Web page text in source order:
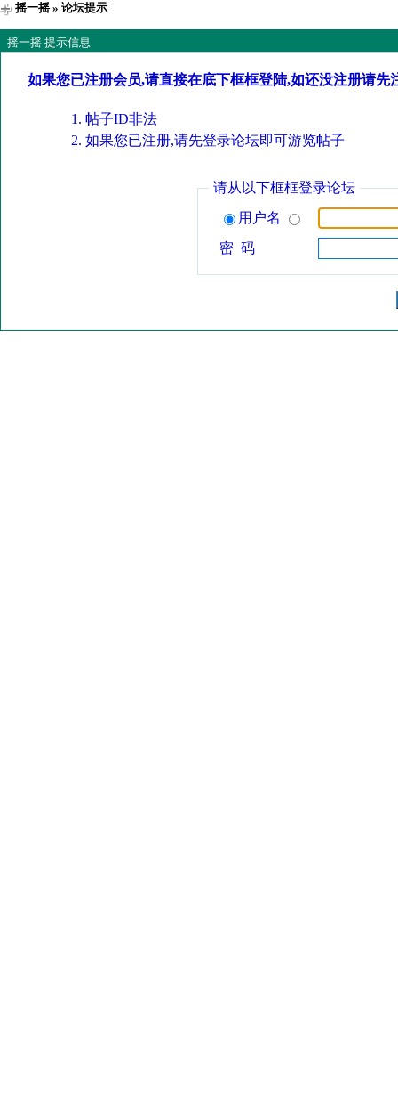
摇一摇» 论坛提示
摇一摇 提示信息
如果您已注册会员,请直接在底下框框登陆,如还没注册请先
帖子ID非法
如果您已注册,请先登录论坛即可游览帖子
请从以下框框登录论坛
用户名
密 码